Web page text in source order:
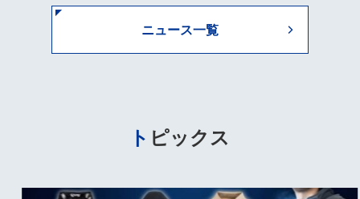
ニュース一覧
トピックス